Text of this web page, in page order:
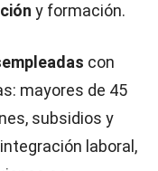
y formación.
con
mayores de 45
subsidios y
laboral,